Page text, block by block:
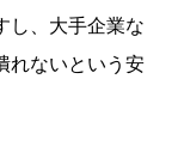
し、大手企業な
れないという安